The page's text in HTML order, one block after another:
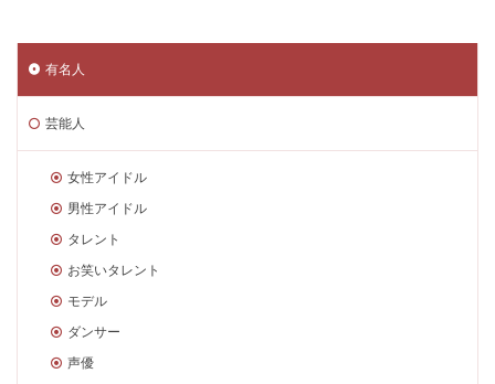
有名人
芸能人
女性アイドル
男性アイドル
タレント
お笑いタレント
モデル
ダンサー
声優